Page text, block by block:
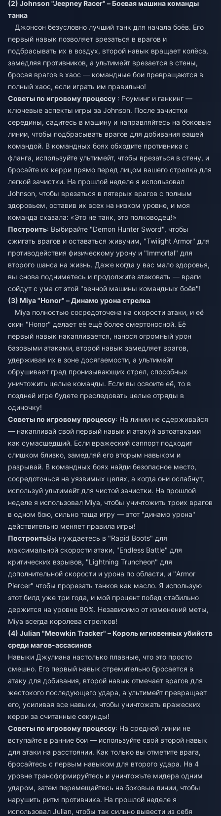
(2) Johnson "Jeepney Racer" – Боевая машина команды
танка
Джонсон безусловно лучший танк для начала боёв. Его
первый навык позволяет врезаться в врагов и
подбрасывать их в воздух, второй навык вращает колёса,
замедляя противников, а ультимейт врезается в стены,
бросая врагов в хаос — командные бои превращаются в
полный хаос, если играть им правильно!
Советы по игровому процессу : Роуминг и ганкинг —
ключевые аспекты игры за Johnson. После зачистки
середины, садитесь в машину и направляйтесь на боковые
линии, чтобы подбрасывать врагов для добивания вашей
командой. В командных боях обходите противника с
фланга, используйте ультимейт, чтобы врезаться в стену, и
бросайте их керри прямо перед лицом вашего стрелка для
легкой зачистки. На прошлой неделе я использовал
Johnson, чтобы врезаться в пятерых врагов с полным
здоровьем, оставив их всех на низком уровне, и моя
команда сказала: «Это не танк, это полководец!»
Построить: Выбирайте "Demon Hunter Sword", чтобы
сжигать врагов и оставаться живучим, "Twilight Armor" для
противодействия физическому урону и "Immortal" для
второго шанса на жизнь. Даже когда у вас мало здоровья,
вы снова подниметесь и продолжите атаковать — враги
сойдут с ума от этой "вечной машины командных боёв"!
(3) Miya "Honor" – Динамо урона стрелка
Miya полностью сосредоточена на скорости атаки, и её
скин "Honor" делает её ещё более смертоносной. Её
первый навык накапливается, нанося огромный урон
базовыми атаками, второй навык замедляет врагов,
удерживая их в зоне досягаемости, а ультимейт
обрушивает град пронизывающих стрел, способных
уничтожить целые команды. Если вы освоите её, то в
поздней игре будете преследовать целые отряды в
одиночку!
Советы по игровому процессу: На линии не сдерживайся
— накапливай свой первый навык и атакуй автоатаками
как сумасшедший. Если вражеский саппорт подходит
слишком близко, замедляй его вторым навыком и
разрывай. В командных боях найди безопасное место,
сосредоточься на уязвимых целях, а когда они ослабнут,
используй ультимейт для чистой зачистки. На прошлой
неделе я использовал Miya, чтобы уничтожить троих врагов
в одном бою, сильно таща игру — этот "динамо урона"
действительно меняет правила игры!
ПостроитьВы нуждаетесь в "Rapid Boots" для
максимальной скорости атаки, "Endless Battle" для
критических взрывов, "Lightning Truncheon" для
дополнительной скорости и урона по области, и "Armor
Piercer" чтобы прорезать танков как масло. Я использую
этот билд уже три года, и мой процент побед стабильно
держится на уровне 80%. Независимо от изменений меты,
Miya всегда королева стрелков!
(4) Julian "Meowkin Tracker" – Король мгновенных убийств
среди магов-ассасинов
Навыки Джулиана настолько плавные, что это просто
смешно. Его первый навык стремительно бросается в
атаку для добивания, второй навык отмечает врагов для
жестокого последующего удара, а ультимейт превращает
его, усиливая все навыки, чтобы уничтожать вражеских
керри за считанные секунды!
Советы по игровому процессу: На средней линии не
вступайте в ранние бои — используйте свой второй навык
для атаки на расстоянии. Как только вы отметите врага,
бросайтесь с первым навыком для второго удара. На 4
уровне трансформируйтесь и уничтожьте мидера одним
ударом, затем перемещайтесь на боковые линии, чтобы
нарушить ритм противника. На прошлой неделе я
использовал Julian, чтобы так сильно вывести из себя